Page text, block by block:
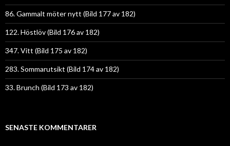
86. Gammalt möter nytt (Bild 177 av 182)
122. Höstlöv (Bild 176 av 182)
347. Vitt (Bild 175 av 182)
283. Sommarutsikt (Bild 174 av 182)
33. Brunch (Bild 173 av 182)
SENASTE KOMMENTARER